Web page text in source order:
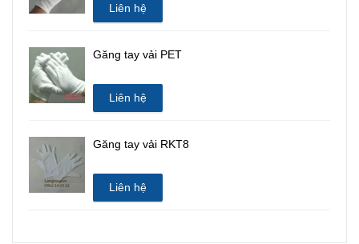
Liên hệ
Găng tay vải PET
Liên hệ
Găng tay vải RKT8
Liên hệ